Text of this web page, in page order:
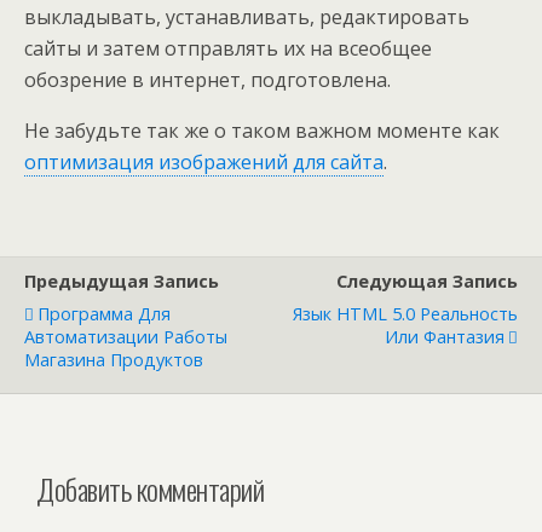
выкладывать, устанавливать, редактировать
сайты и затем отправлять их на всеобщее
обозрение в интернет, подготовлена.
Не забудьте так же о таком важном моменте как
оптимизация изображений для сайта.
Предыдущая Запись
Программа Для
Автоматизации Работы
Магазина Продуктов
Следующая Запись
Язык HTML 5.0 Реальность
Или Фантазия
Добавить комментарий